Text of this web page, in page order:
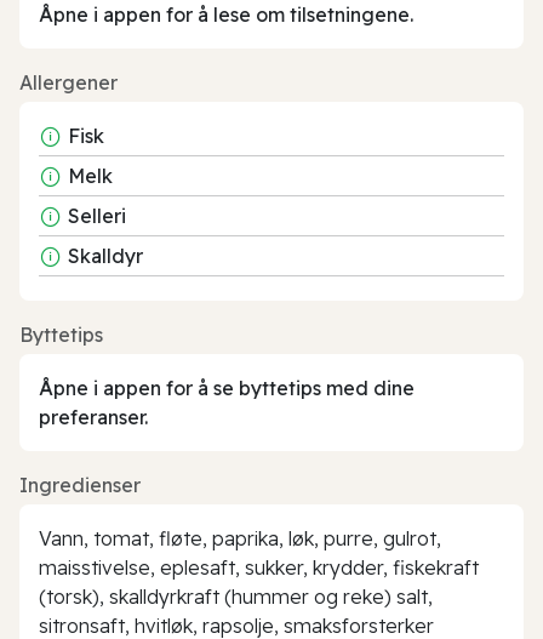
Åpne i appen for å lese om tilsetningene.
Allergener
Fisk
Melk
Selleri
Skalldyr
Byttetips
Åpne i appen for å se byttetips med dine
preferanser.
Ingredienser
Vann, tomat, fløte, paprika, løk, purre, gulrot,
maisstivelse, eplesaft, sukker, krydder, fiskekraft
(torsk), skalldyrkraft (hummer og reke) salt,
sitronsaft, hvitløk, rapsolje, smaksforsterker